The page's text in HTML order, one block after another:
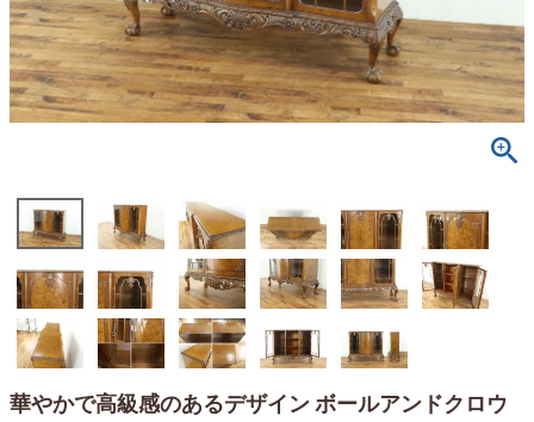
華やかで高級感のあるデザイン ボールアンドクロウ